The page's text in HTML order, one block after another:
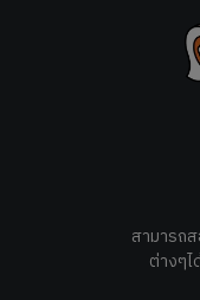
สามารถ
ต่างๆ